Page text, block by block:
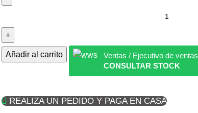
Añadir al carrito
Ventas / Ejecutivo de ventas
CONSULTAR STOCK
REALIZA UN PEDIDO Y PAGA EN CASA